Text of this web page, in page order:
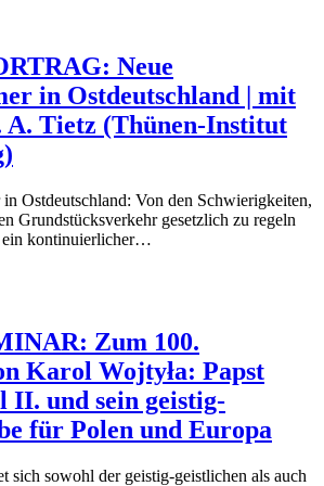
Neue
in Ostdeutschland | mit
A. Tietz (Thünen-Institut
Ostdeutschland: Von den Schwierigkeiten,
Grundstücksverkehr gesetzlich zu regeln
ein kontinuierlicher…
Zum 100.
Karol Wojtyła: Papst
II. und sein geistig-
für Polen und Europa
sich sowohl der geistig-geistlichen als auch